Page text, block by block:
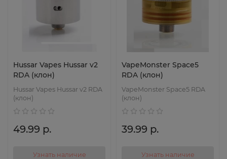
Hussar Vapes Hussar v2
RDA (клон)
Hussar Vapes Hussar v2 RDA
(клон)
49.99 р.
Узнать наличие
VapeMonster Space5
RDA (клон)
VapeMonster Space5 RDA
(клон)
39.99 р.
Узнать наличие